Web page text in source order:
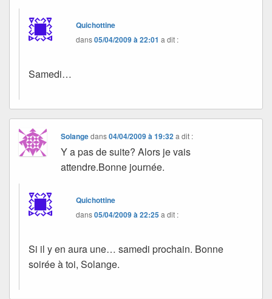
Quichottine
dans05/04/2009 à 22:01 a dit :
Samedi…
Solangedans04/04/2009 à 19:32 a dit :
Y a pas de suite? Alors je vais
attendre.Bonne journée.
Quichottine
dans05/04/2009 à 22:25a dit :
Si il y en aura une… samedi prochain. Bonne
soirée à toi, Solange.